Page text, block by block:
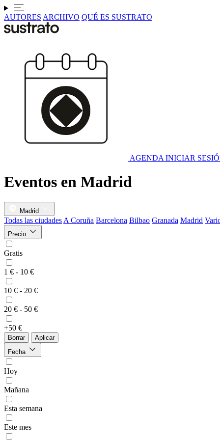
AUTORES ARCHIVO QUÉ ES SUSTRATO
AGENDA INICIAR
Eventos en Madrid
Madrid
Todas las ciudades A Coruña Barcelona Bilbao Granada Madrid
Precio
Gratis
1 € - 10 €
10 € - 20 €
20 € - 50 €
+50 €
Borrar
Aplicar
Fecha
Hoy
Mañana
Esta semana
Este mes